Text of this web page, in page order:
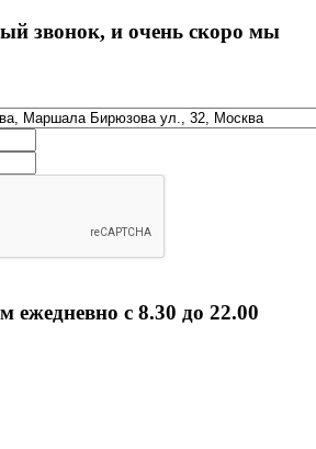
звонок, и очень скоро мы
ежедневно с 8.30 до 22.00